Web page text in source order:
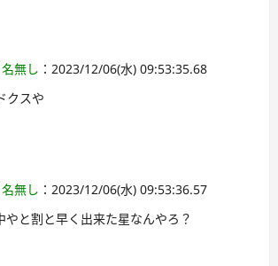
無し ：2023/12/06(水) 09:53:35.68
クスや
無し ：2023/12/06(水) 09:53:36.57
やと割と早く出来た星なんやろ？